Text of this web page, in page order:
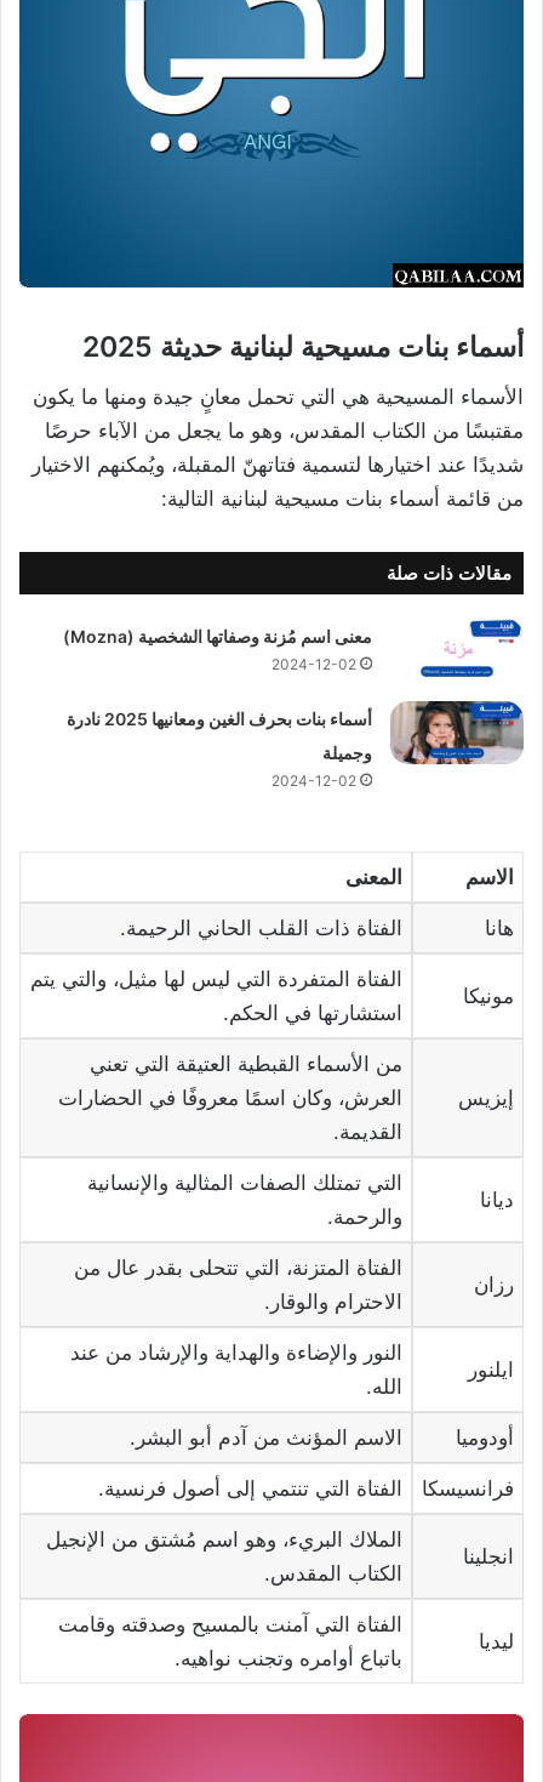
أسماء بنات مسيحية لبنانية حديثة 2025
الأسماء المسيحية هي التي تحمل معانٍ جيدة ومنها ما يكون
مقتبسًا من الكتاب المقدس، وهو ما يجعل من الآباء حرصًا
شديدًا عند اختيارها لتسمية فتاتهنّ المقبلة، ويُمكنهم الاختيار
من قائمة أسماء بنات مسيحية لبنانية التالية:
مقالات ذات صلة
معنى اسم مُزنة وصفاتها الشخصية (Mozna)
2024-12-02
أسماء بنات بحرف الغين ومعانيها 2025 نادرة
وجميلة
2024-12-02
الاسم المعنى
هانا الفتاة ذات القلب الحاني الرحيمة.
مونيكا
الفتاة المتفردة التي ليس لها مثيل، والتي يتم
استشارتها في الحكم.
إيزيس
من الأسماء القبطية العتيقة التي تعني
العرش، وكان اسمًا معروفًا في الحضارات
القديمة.
ديانا
التي تمتلك الصفات المثالية والإنسانية
والرحمة.
رزان
الفتاة المتزنة، التي تتحلى بقدر عال من
الاحترام والوقار.
ايلنور
النور والإضاءة والهداية والإرشاد من عند
الله.
أودوميا الاسم المؤنث من آدم أبو البشر.
فرانسيسكا الفتاة التي تنتمي إلى أصول فرنسية.
انجلينا
الملاك البريء، وهو اسم مُشتق من الإنجيل
الكتاب المقدس.
ليديا
الفتاة التي آمنت بالمسيح وصدقته وقامت
باتباع أوامره وتجنب نواهيه.